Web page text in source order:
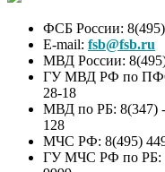
ФСБ России:
E-mail: fsb@fsb.ru
МВД России:
ГУ МВД РФ по
28-18
МВД по РБ: 8(347)
128
МЧС РФ: 8(495)
ГУ МЧС РФ по РБ: